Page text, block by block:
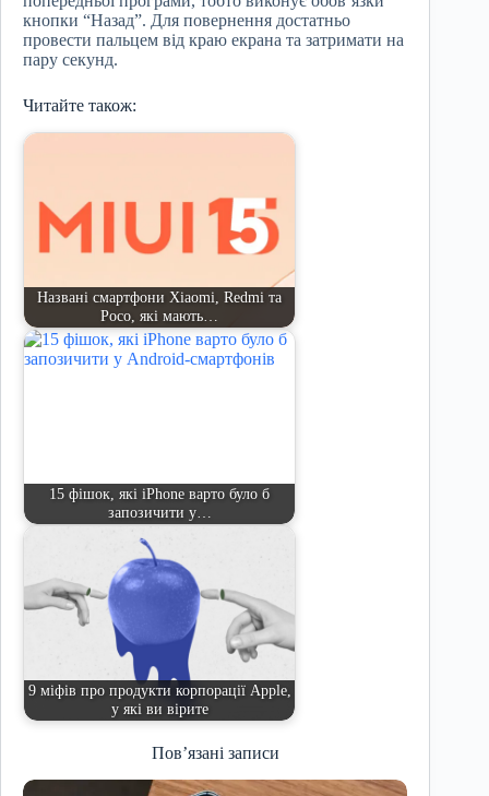
кнопки “Назад”. Для повернення достатньо
провести пальцем від краю екрана та затримати на
пару секунд.
Читайте також:
Названі смартфони Xiaomi, Redmi та
Poco, які мають…
15 фішок, які iPhone варто було б
запозичити у…
9 міфів про продукти корпорації Apple,
у які ви вірите
Пов’язані записи